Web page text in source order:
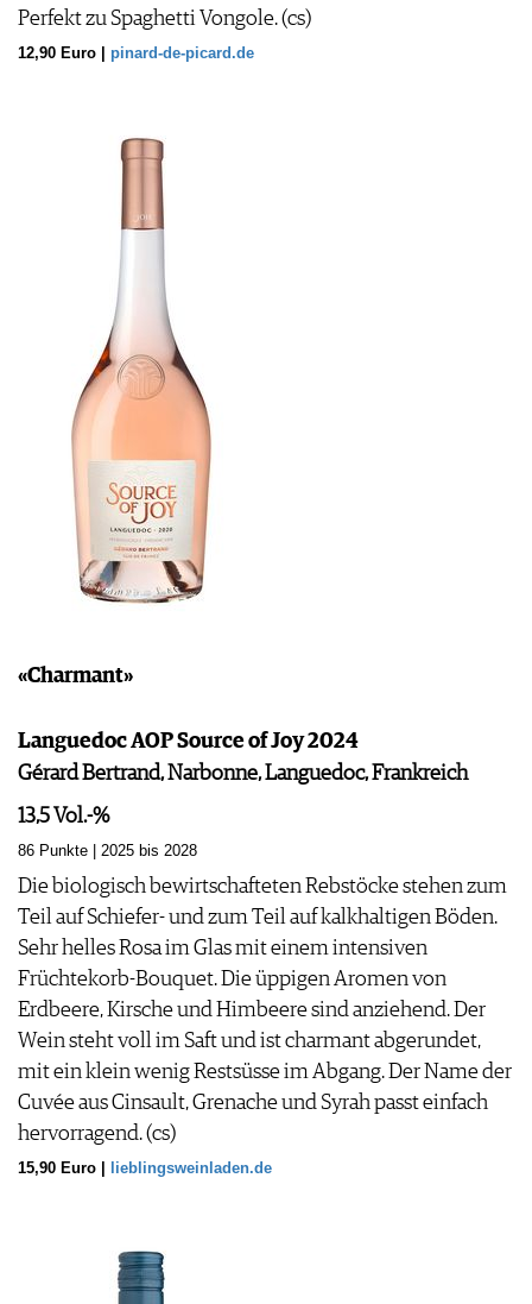
Perfekt zu Spaghetti Vongole. (cs)
12,90 Euro | pinard-de-picard.de
«Charmant»
Languedoc AOP Source of Joy 2024
Gérard Bertrand, Narbonne, Languedoc, Frankreich
13,5 Vol.-%
86 Punkte | 2025 bis 2028
Die biologisch bewirtschafteten Rebstöcke stehen zum
Teil auf Schiefer- und zum Teil auf kalkhaltigen Böden.
Sehr helles Rosa im Glas mit einem intensiven
Früchtekorb-Bouquet. Die üppigen Aromen von
Erdbeere, Kirsche und Himbeere sind anziehend. Der
Wein steht voll im Saft und ist charmant abgerundet,
mit ein klein wenig Restsüsse im Abgang. Der Name der
Cuvée aus Cinsault, Grenache und Syrah passt einfach
hervorragend. (cs)
15,90 Euro | lieblingsweinladen.de